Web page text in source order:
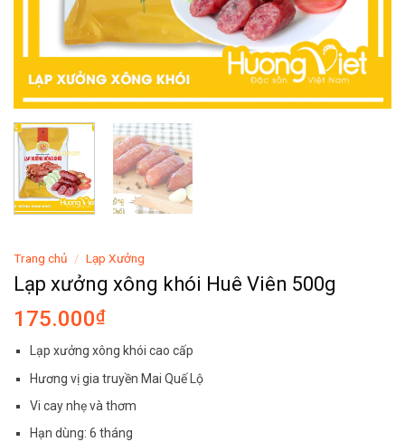
Trang chủ / Lạp Xưởng
Lạp xưởng xông khói Huê Viên 500g
175.000₫
Lạp xưởng xông khói cao cấp
Hương vị gia truyền Mai Quế Lộ
Vi cay nhẹ và thơm
Hạn dùng: 6 tháng